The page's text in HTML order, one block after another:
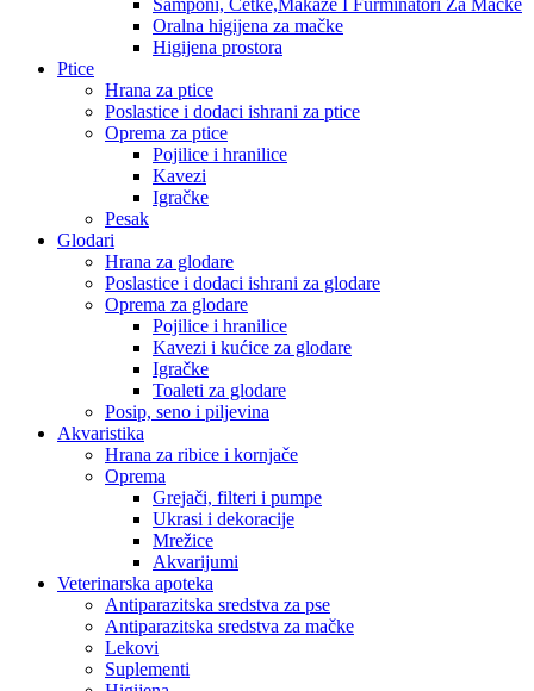
Oralna higijena za mačke
Higijena prostora
Ptice
Hrana za ptice
Poslastice i dodaci ishrani za ptice
Oprema za ptice
Pojilice i hranilice
Kavezi
Igračke
Pesak
Glodari
Hrana za glodare
Poslastice i dodaci ishrani za glodare
Oprema za glodare
Pojilice i hranilice
Kavezi i kućice za glodare
Igračke
Toaleti za glodare
Posip, seno i piljevina
Akvaristika
Hrana za ribice i kornjače
Oprema
Grejači, filteri i pumpe
Ukrasi i dekoracije
Mrežice
Akvarijumi
Veterinarska apoteka
Antiparazitska sredstva za pse
Antiparazitska sredstva za mačke
Lekovi
Suplementi